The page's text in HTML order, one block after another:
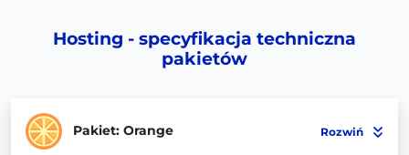
Hosting - specyfikacja techniczna
pakietów
Pakiet: Orange Rozwiń